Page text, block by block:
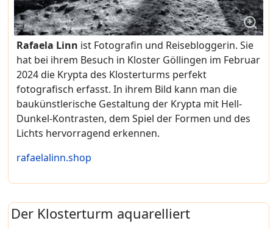
Rafaela Linn ist Fotografin und Reisebloggerin. Sie
hat bei ihrem Besuch in Kloster Göllingen im Februar
2024 die Krypta des Klosterturms perfekt
fotografisch erfasst. In ihrem Bild kann man die
baukünstlerische Gestaltung der Krypta mit Hell-
Dunkel-Kontrasten, dem Spiel der Formen und des
Lichts hervorragend erkennen.
rafaelalinn.shop
Der Klosterturm aquarelliert